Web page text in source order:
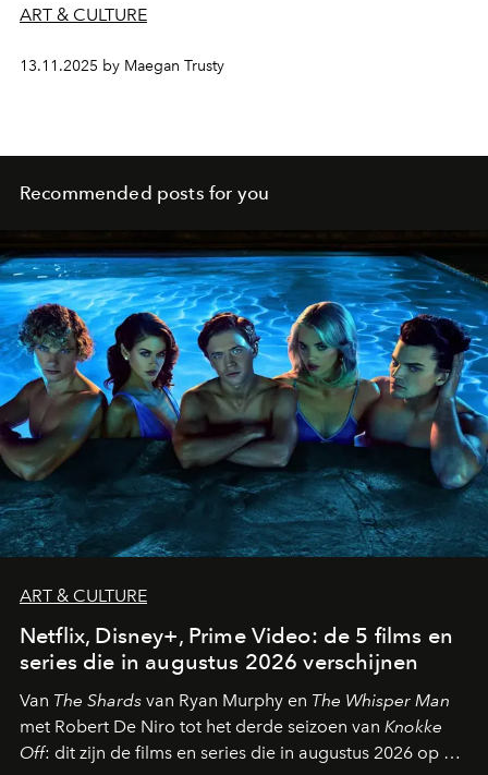
ART & CULTURE
13.11.2025 by Maegan Trusty
Recommended posts for you
ART & CULTURE
Netflix, Disney+, Prime Video: de 5 films en
series die in augustus 2026 verschijnen
Van The Shards van Ryan Murphy en The Whisper Man
met Robert De Niro tot het derde seizoen van Knokke
Off: dit zijn de films en series die in augustus 2026 op de